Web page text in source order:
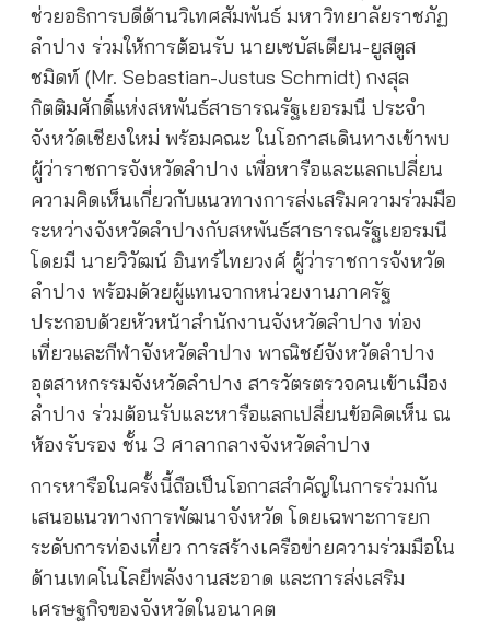
ช่วยอธิการบดีด้านวิเทศสัมพันธ์ มหาวิทยาลัยราชภัฏ
ลำปาง ร่วมให้การต้อนรับ นายเซบัสเตียน-ยูสตูส
ชมิดท์ (Mr. Sebastian-Justus Schmidt) กงสุล
กิตติมศักดิ์แห่งสหพันธ์สาธารณรัฐเยอรมนี ประจำ
จังหวัดเชียงใหม่ พร้อมคณะ ในโอกาสเดินทางเข้าพบ
ผู้ว่าราชการจังหวัดลำปาง เพื่อหารือและแลกเปลี่ยน
ความคิดเห็นเกี่ยวกับแนวทางการส่งเสริมความร่วมมือ
ระหว่างจังหวัดลำปางกับสหพันธ์สาธารณรัฐเยอรมนี
โดยมี นายวิวัฒน์ อินทร์ไทยวงศ์ ผู้ว่าราชการจังหวัด
ลำปาง พร้อมด้วยผู้แทนจากหน่วยงานภาครัฐ
ประกอบด้วยหัวหน้าสำนักงานจังหวัดลำปาง ท่อง
เที่ยวและกีฬาจังหวัดลำปาง พาณิชย์จังหวัดลำปาง
อุตสาหกรรมจังหวัดลำปาง สารวัตรตรวจคนเข้าเมือง
ลำปาง ร่วมต้อนรับและหารือแลกเปลี่ยนข้อคิดเห็น ณ
ห้องรับรอง ชั้น 3 ศาลากลางจังหวัดลำปาง
การหารือในครั้งนี้ถือเป็นโอกาสสำคัญในการร่วมกัน
เสนอแนวทางการพัฒนาจังหวัด โดยเฉพาะการยก
ระดับการท่องเที่ยว การสร้างเครือข่ายความร่วมมือใน
ด้านเทคโนโลยีพลังงานสะอาด และการส่งเสริม
เศรษฐกิจของจังหวัดในอนาคต